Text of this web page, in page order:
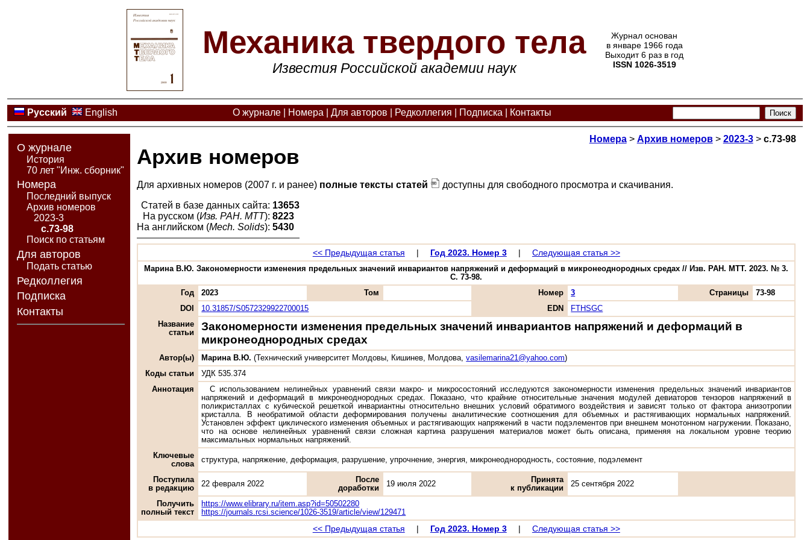
Механика твердого тела
Известия Российской академии наук
Журнал основан
в январе 1966 года
Выходит 6 раз в год
ISSN 1026-3519
Русский English О журнале Номера Для авторов Редколлегия Подписка Контакты
О журнале
История
70 лет "Инж. сборник"
Номера
Последний выпуск
Архив номеров
2023-3
с.73-98
Поиск по статьям
Для авторов
Подать статью
Редколлегия
Подписка
Контакты
Номера> Архив номеров> 2023-3> с.73-98
Архив номеров
Для архивных номеров (2007 г. и ранее) полные тексты статей
доступны для свободного просмотра и скачивания.
Статей в базе данных сайта: 13653
На русском (Изв. РАН. МТТ): 8223
На английском (Mech. Solids): 5430
<< Предыдущая статья | Год 2023. Номер 3 | Следующая статья >>
Марина В.Ю. Закономерности изменения предельных значений инвариантов напряжений и деформаций в микронеоднородных средах // Изв. РАН. МТТ. 2023. № 3.
С. 73-98.
Год
2023 Том Номер 3 Страницы
73-98
DOI
10.31857/S0572329922700015 EDN
FTHSGC
Название
статьи
Закономерности изменения предельных значений инвариантов напряжений и деформаций в
микронеоднородных средах
Автор(ы) Марина В.Ю. (Технический университет Молдовы, Кишинев, Молдова,vasilemarina21@yahoo.com)
Коды статьи
УДК 535.374
Аннотация
С использованием нелинейных уравнений связи макро- и микросостояний исследуются закономерности изменения предельных значений инвариантов
напряжений и деформаций в микронеоднородных средах. Показано, что крайние относительные значения модулей девиаторов тензоров напряжений в
поликристаллах с кубической решеткой инвариантны относительно внешних условий обратимого воздействия и зависят только от фактора анизотропии
кристалла. В необратимой области деформирования получены аналитические соотношения для объемных и растягивающих нормальных напряжений.
Установлен эффект циклического изменения объемных и растягивающих напряжений в части подэлементов при внешнем монотонном нагружении. Показано,
что на основе нелинейных уравнений связи сложная картина разрушения материалов может быть описана, применяя на локальном уровне теорию
максимальных нормальных напряжений.
Ключевые
слова
структура, напряжение, деформация, разрушение, упрочнение, энергия, микронеоднородность, состояние, подэлемент
Поступила
в редакцию
22 февраля 2022
После
доработки
19 июля 2022
Принята
к публикации
25 сентября 2022
Получить
полный текст
https://www.elibrary.ru/item.asp?id=50502280
https://journals.rcsi.science/1026-3519/article/view/129471
<< Предыдущая статья | Год 2023. Номер 3 | Следующая статья >>